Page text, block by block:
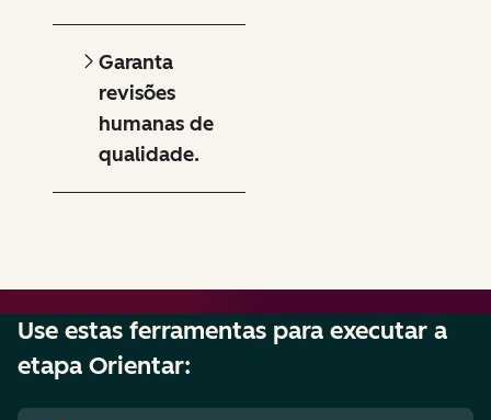
Garanta
revisões
humanas de
qualidade.
Use estas ferramentas para executar a
etapa Orientar: